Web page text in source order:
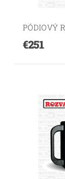
PÓDIOVÝ
€251